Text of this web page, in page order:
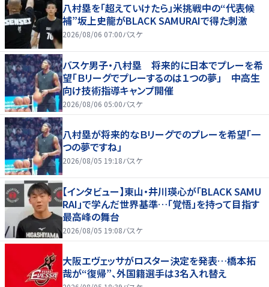
八村塁を「超えていけたら」米挑戦中の“代表候
補”坂上史龍がBLACK SAMURAIで得た刺激
2026/08/06 07:00バスケ
バスケ男子・八村塁 将来的に日本でプレーを希
望「Ｂリーグでプレーするのは１つの夢」 中高生
向け技術指導キャンプ開催
2026/08/06 05:00バスケ
八村塁が将来的なＢリーグでのプレーを希望「一
つの夢ですね」
2026/08/05 19:18バスケ
【インタビュー】東山・井川瑛心が「BLACK SAMU
RAI」で学んだ世界基準…「覚悟」を持って目指す
最高峰の舞台
2026/08/05 19:08バスケ
大阪エヴェッサがロスター決定を発表…橋本拓
哉が“復帰”、外国籍選手は3名入れ替え